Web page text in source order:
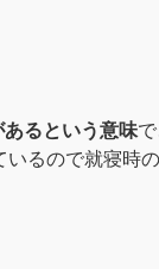
るという意味
るので就寝時